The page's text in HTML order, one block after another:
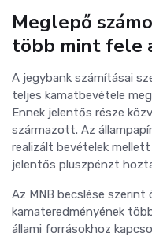
Meglepő
több mint fele
A jegybank számításai
teljes kamatbevétele
Ennek jelentős része
származott. Az
realizált bevételek
jelentős pluszpénzt
Az MNB becslése szerint
kamateredményének
állami forrásokhoz